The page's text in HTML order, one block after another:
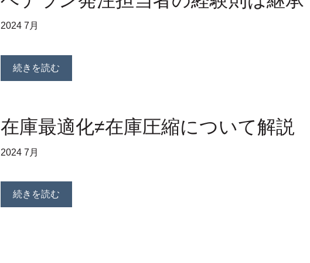
2024 7月
続きを読む
在庫最適化≠在庫圧縮について解説
2024 7月
続きを読む